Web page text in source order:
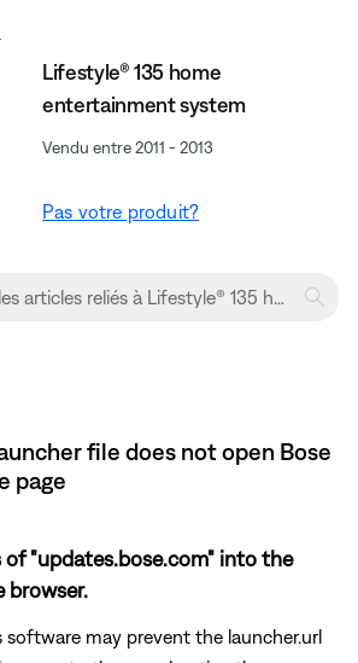
Lifestyle® 135 home
entertainment system
Vendu entre 2011 - 2013
Pas votre produit?
file does not open Bose
page
of "updates.bose.com" into the
browser.
software may prevent the launcher.url